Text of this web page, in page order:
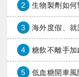
2 生物製劑如何幫發炎
3 海外度假、就業、遊學
4 糖飲不離手加
5 低血糖開車風